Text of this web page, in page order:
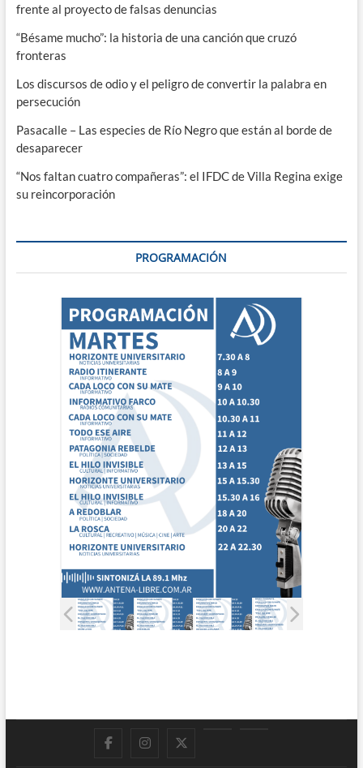
frente al proyecto de falsas denuncias
“Bésame mucho”: la historia de una canción que cruzó
fronteras
Los discursos de odio y el peligro de convertir la palabra en
persecución
Pasacalle – Las especies de Río Negro que están al borde de
desaparecer
“Nos faltan cuatro compañeras”: el IFDC de Villa Regina exige
su reincorporación
PROGRAMACIÓN
FacebookInstagram